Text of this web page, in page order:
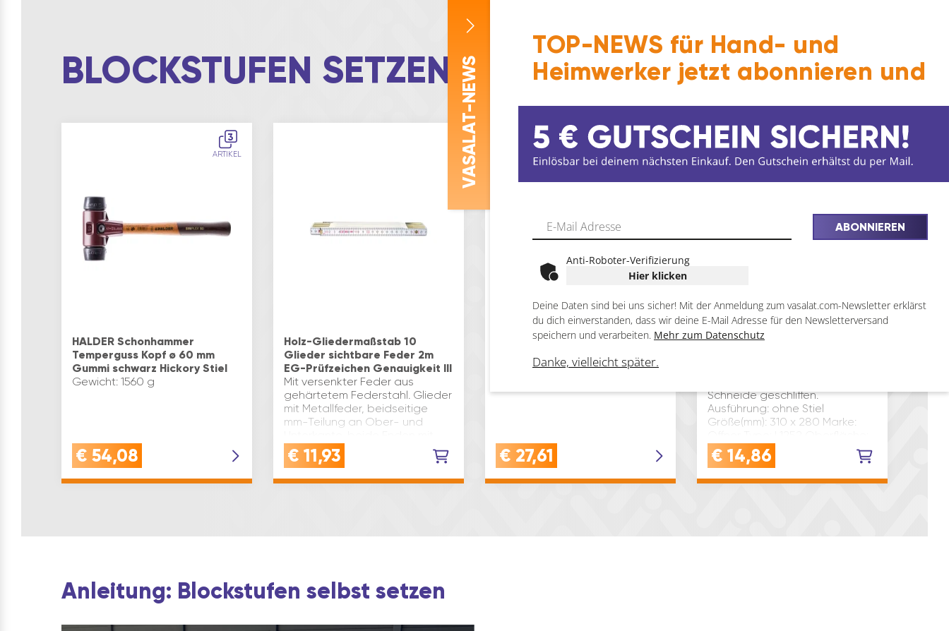
BLOCKSTUFEN SETZEN
3
ARTIKEL
HALDER Schonhammer
Temperguss Kopf ø 60 mm
Gummi schwarz Hickory Stiel
Gewicht: 1560 g
€ 54,08
Holz-Gliedermaßstab 10
Glieder sichtbare Feder 2m
EG-Prüfzeichen Genauigkeit III
Mit versenkter Feder aus
gehärtetem Federstahl. Glieder
mit Metallfeder, beidseitige
mm-Teilung an Ober- und
Stoßkappen. EG-Prüfzeichen:
Genauigkeit III Type: Standard
€ 11,93
10
Sola AZB Wasserwaage 400
mm Libelle Waagrecht- und
Senkrecht Alu silbereloxiert
€ 27,61
OFFNER Wurfschaufel spitz
Schneide geschliffen.
Ausführung: ohne Stiel
Größe(mm): 310 x 280 Marke:
lackiert Material: Stahl Farbe:
Gold Inhaltsangabe (ST): 1
€ 14,86
Anleitung: Blockstufen selbst setzen
V
ASALAT
-NEWS
TOP-NEWS für Hand- und
Heimwerker jetzt abonnieren und
ABONNIEREN
Anti-Roboter-Verifizierung
Hier klicken
Deine Daten sind bei uns sicher! Mit der Anmeldung zum vasalat.com-Newsletter erklärst
du dich einverstanden, dass wir deine E-Mail Adresse für den Newsletterversand
speichern und verarbeiten. Mehr zum Datenschutz
Danke, vielleicht später.